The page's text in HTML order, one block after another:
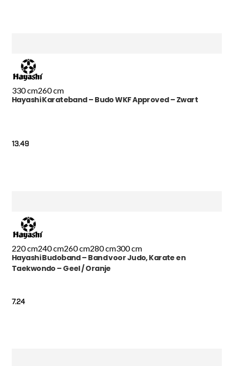
330 cm260 cm
Hayashi Karateband – Budo WKF Approved – Zwart
13.49
220 cm240 cm260 cm280 cm300 cm
Hayashi Budoband – Band voor Judo, Karate en
Taekwondo – Geel / Oranje
7.24